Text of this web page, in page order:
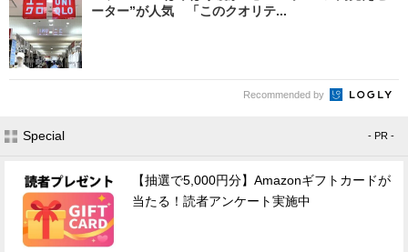
ーター”が人気 「このクオリテ...
Recommended by
Special - PR -
【抽選で5,000円分】Amazonギフトカードが
当たる！読者アンケート実施中